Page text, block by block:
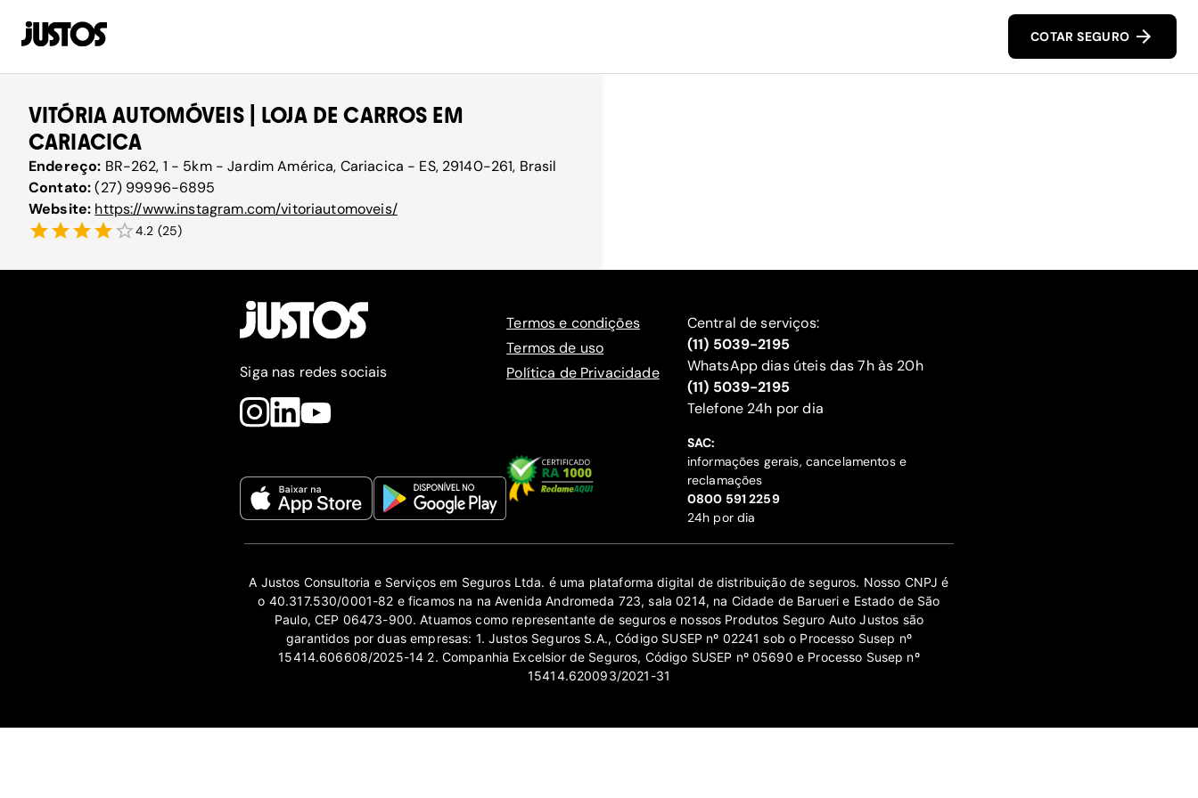
COTAR SEGURO
VITÓRIA AUTOMÓVEIS | LOJA DE CARROS EM
CARIACICA
Endereço: BR-262, 1 - 5km - Jardim América, Cariacica - ES, 29140-261, Brasil
Contato:(27) 99996-6895
Website: https://www.instagram.com/vitoriautomoveis/
4.2 (25)
Siga nas redes sociais
Termos e condições
Termos de uso
Política de Privacidade
Central de serviços:
(11) 5039-2195
WhatsApp dias úteis das 7h às 20h
(11) 5039-2195
‍Telefone 24h por dia
SAC:
informações gerais, cancelamentos e
reclamações
‍0800 591 2259
24h por dia
A Justos Consultoria e Serviços em Seguros Ltda. é uma plataforma digital de distribuição de seguros. Nosso CNPJ é
o 40.317.530/0001-82 e ficamos na na Avenida Andromeda 723, sala 0214, na Cidade de Barueri e Estado de São
Paulo, CEP 06473-900. Atuamos como representante de seguros e nossos Produtos Seguro Auto Justos são
garantidos por duas empresas: 1. Justos Seguros S.A., Código SUSEP nº 02241 sob o Processo Susep nº
15414.606608/2025-14 2. Companhia Excelsior de Seguros, Código SUSEP nº 05690 e Processo Susep nº
15414.620093/2021-31